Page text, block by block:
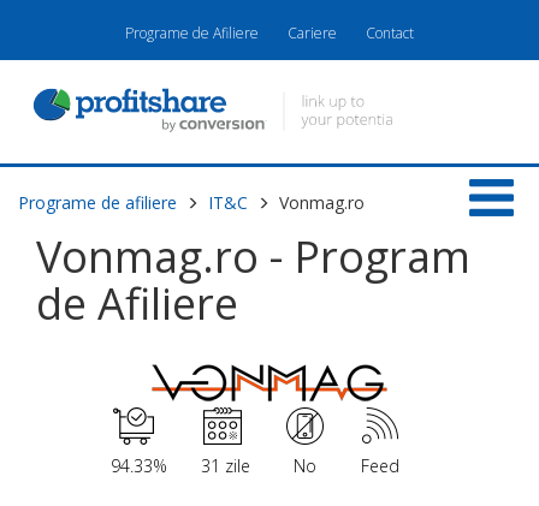
Programe de Afiliere Cariere Contact
Programe de afiliere IT&C Vonmag.ro
Vonmag.ro - Program
de Afiliere
94.33% 31 zile No Feed